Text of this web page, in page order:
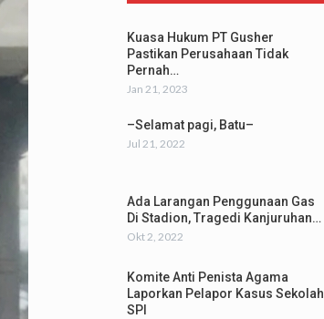
Kuasa Hukum PT Gusher
Pastikan Perusahaan Tidak
Pernah…
Jan 21, 2023
–Selamat pagi, Batu–
Jul 21, 2022
Ada Larangan Penggunaan Gas
Di Stadion, Tragedi Kanjuruhan…
Okt 2, 2022
Komite Anti Penista Agama
Laporkan Pelapor Kasus Sekolah
SPI